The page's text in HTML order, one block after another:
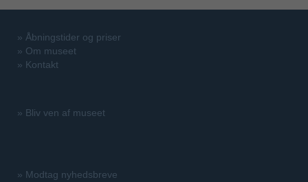
» Åbningstider og priser
» Om museet
» Kontakt
» Bliv ven af museet
» Modtag nyhedsbreve